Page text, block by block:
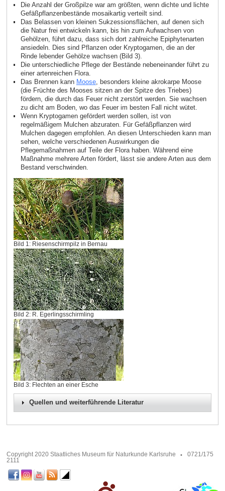
Die Anzahl der Großpilze war am größten, wenn dichte und lichte
Gefäßpflanzenbestände mosaikartig verteilt sind.
Das Belassen von kleinen Sukzessionsflächen, auf denen sich
die Natur frei entwickeln kann, bis hin zum Aufwachsen von
Gehölzen, führt dazu, dass sich dort zahlreiche Epiphytenarten
ansiedeln. Dies sind Pflanzen oder Kryptogamen, die an der
Rinde lebender Gehölze wachsen (Bild 3).
Die unterschiedliche Pflege der Bestände nebeneinander führt zu
einer artenreichen Flora.
Das Brennen kann Moose, besonders kleine akrokarpe Moose
(die Früchte des Mooses sitzen an der Spitze des Triebes)
fördern, die durch das Feuer nicht zerstört werden. Sie wachsen
zu dicht am Boden, wo das Feuer im besten Fall nicht wütet.
Wenn Kryptogamen gefördert werden sollen, ist von
regelmäßigem Mulchen abzuraten. Für Gefäßpflanzen wird
Mulchen dagegen empfohlen. An diesen Unterschieden kann man
sehen, welche verschiedenen Auswirkungen die
Pflegemaßnahmen auf Teile der Flora haben. Während eine
Maßnahme mehrere Arten fördert, lässt sie andere Arten aus dem
Bestand verschwinden.
Bild 1: Riesenschirmpilz in Bernau
Bild 2: R. Egerlingsschirmling
Bild 3: Flechten an einer Esche
Quellen und weiterführende Literatur
Copyright 2020 Staatliches Museum für Naturkunde Karlsruhe
0721/175
2111